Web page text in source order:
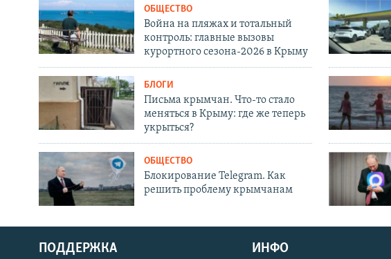
ОБЩЕСТВО
Война на пляжах и тотальный
контроль: главные вызовы
курортного сезона-2026 в Крыму
БЛОГИ
Письма крымчан. Что-то стало
меняться в Крыму: где же теперь
укрыться?
ОБЩЕСТВО
Блокирование Telegram. Как
решить проблему крымчанам
ПОДДЕРЖКА ИНФО